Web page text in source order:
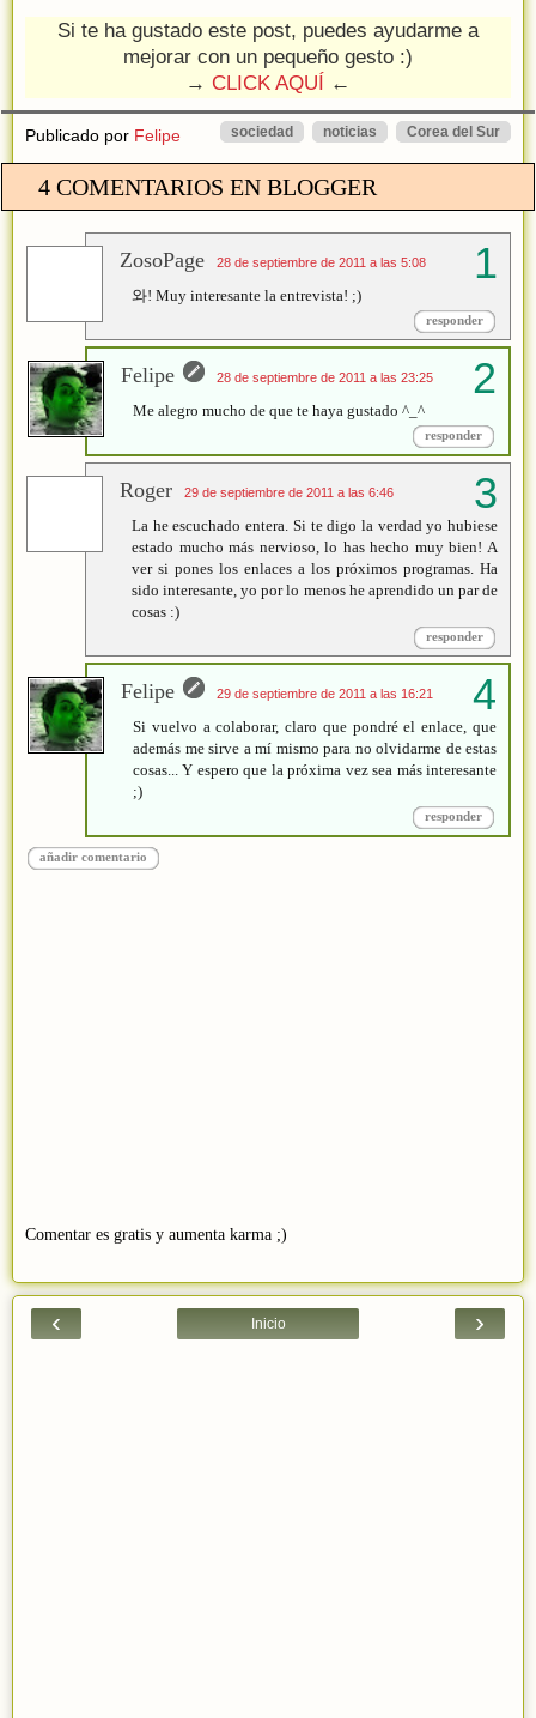
Si te ha gustado este post, puedes ayudarme a
mejorar con un pequeño gesto :)
→ CLICK AQUÍ ←
Publicado por Felipe Corea del Sur
noticias
sociedad
4 COMENTARIOS EN BLOGGER
ZosoPage 28 de septiembre de 2011 a las 5:08
와! Muy interesante la entrevista! ;)
responder
Felipe 28 de septiembre de 2011 a las 23:25
Me alegro mucho de que te haya gustado ^_^
responder
Roger 29 de septiembre de 2011 a las 6:46
La he escuchado entera. Si te digo la verdad yo hubiese
estado mucho más nervioso, lo has hecho muy bien! A
ver si pones los enlaces a los próximos programas. Ha
sido interesante, yo por lo menos he aprendido un par de
cosas :)
responder
Felipe 29 de septiembre de 2011 a las 16:21
Si vuelvo a colaborar, claro que pondré el enlace, que
además me sirve a mí mismo para no olvidarme de estas
cosas... Y espero que la próxima vez sea más interesante
;)
responder
añadir comentario
Comentar es gratis y aumenta karma ;)
‹ ›
Inicio